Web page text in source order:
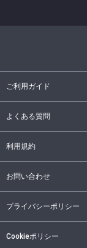
ご利用ガイド
よくある質問
利用規約
お問い合わせ
プライバシーポリシー
Cookieポリシー